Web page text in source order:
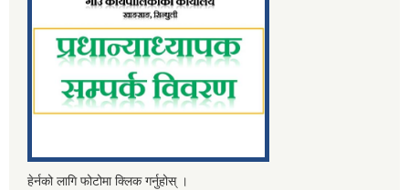
हेर्नको लागि फोटोमा क्लिक गर्नुहोस् ।